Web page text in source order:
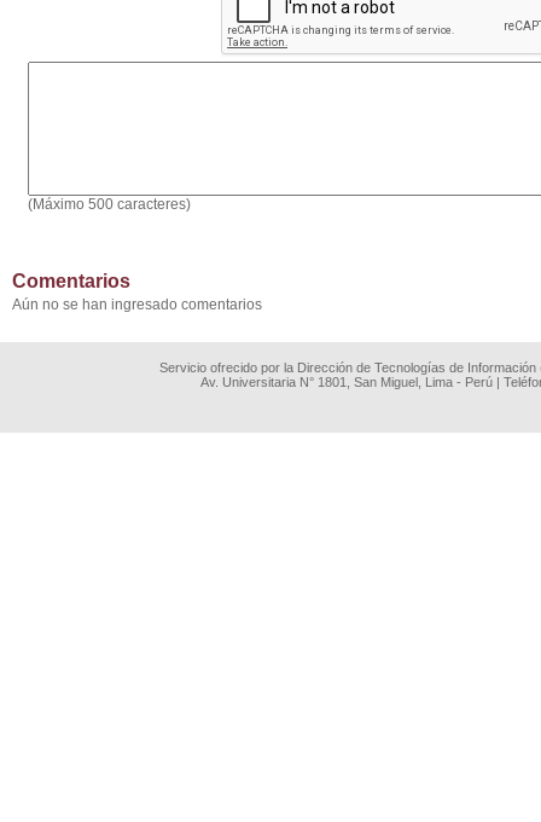
(Máximo 500 caracteres)
Comentarios
Aún no se han ingresado comentarios
Servicio ofrecido por la Dirección de Tecnologías de
Av. Universitaria N° 1801, San Miguel, Lima - Perú |